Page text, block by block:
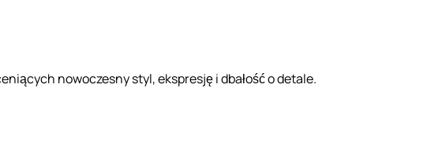
nowoczesny styl, ekspresję i dbałość o detale.